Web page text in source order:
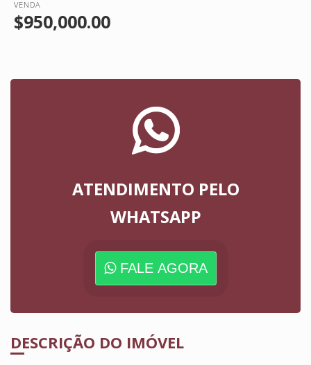
VENDA
$950,000.00
ATENDIMENTO PELO
WHATSAPP
FALE AGORA
DESCRIÇÃO DO IMÓVEL